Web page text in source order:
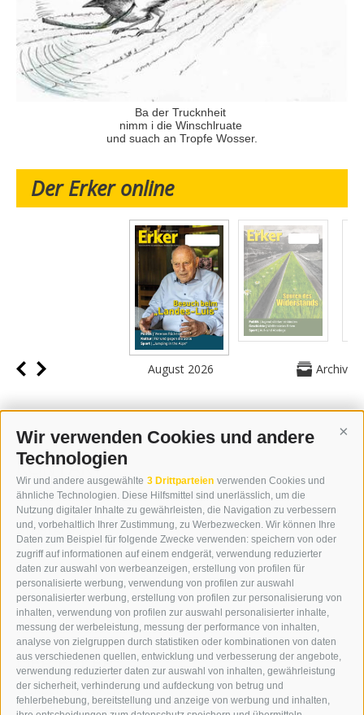
Wir verwenden Cookies und andere
Technologien
Wir und andere ausgewählte 3 Drittparteien verwenden Cookies und
ähnliche Technologien. Diese Hilfsmittel sind unerlässlich, um die
Nutzung digitaler Inhalte zu gewährleisten, die Navigation zu verbessern
und, vorbehaltlich Ihrer Zustimmung, zu Werbezwecken. Wir können Ihre
Daten zum Beispiel für folgende Zwecke verwenden: speichern von oder
zugriff auf informationen auf einem endgerät, verwendung reduzierter
daten zur auswahl von werbeanzeigen, erstellung von profilen für
personalisierte werbung, verwendung von profilen zur auswahl
personalisierter werbung, erstellung von profilen zur personalisierung von
inhalten, verwendung von profilen zur auswahl personalisierter inhalte,
messung der werbeleistung, messung der performance von inhalten,
analyse von zielgruppen durch statistiken oder kombinationen von daten
aus verschiedenen quellen, entwicklung und verbesserung der angebote,
verwendung reduzierter daten zur auswahl von inhalten, gewährleistung
der sicherheit, verhinderung und aufdeckung von betrug und
fehlerbehebung, bereitstellung und anzeige von werbung und inhalten,
Ba der Trucknheit
nimm i die Winschlruate
und suach an Tropfe Wosser.
Der Erker online
August 2026 Archiv
KONTAKT
WIPP-MEDIA GMBH
DER ERKER
NEUSTADT 20A
I-39049 STERZING
TEL.: +39 0472 766876
GRAFIK@DERERKER.IT
INFO@DERERKER.IT
BARBARA.FONTANA@DERERKER.IT
DER ERKER
WERBEN IM ERKER
ONLINE-WERBUNG